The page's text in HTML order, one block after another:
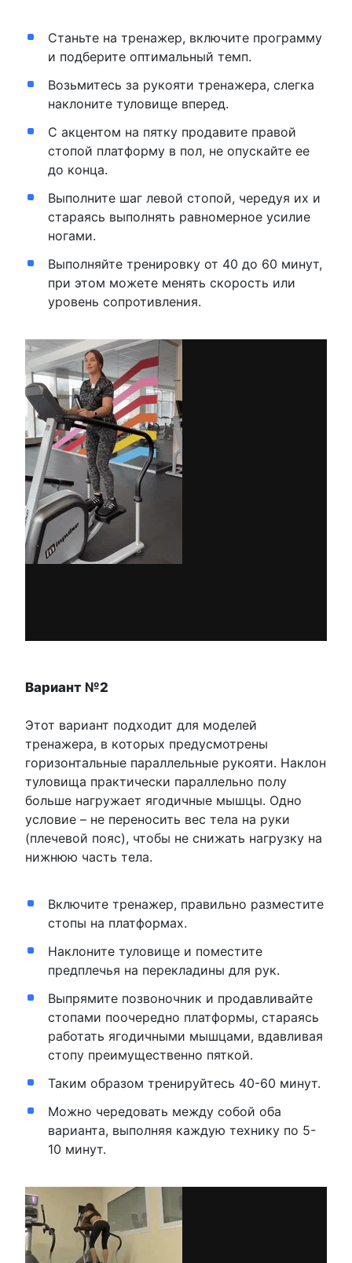
Станьте на тренажер, включите программу
и подберите оптимальный темп.
Возьмитесь за рукояти тренажера, слегка
наклоните туловище вперед.
С акцентом на пятку продавите правой
стопой платформу в пол, не опускайте ее
до конца.
Выполните шаг левой стопой, чередуя их и
стараясь выполнять равномерное усилие
ногами.
Выполняйте тренировку от 40 до 60 минут,
при этом можете менять скорость или
уровень сопротивления.
Вариант №2
Этот вариант подходит для моделей
тренажера, в которых предусмотрены
горизонтальные параллельные рукояти. Наклон
туловища практически параллельно полу
больше нагружает ягодичные мышцы. Одно
условие – не переносить вес тела на руки
(плечевой пояс), чтобы не снижать нагрузку на
нижнюю часть тела.
Включите тренажер, правильно разместите
стопы на платформах.
Наклоните туловище и поместите
предплечья на перекладины для рук.
Выпрямите позвоночник и продавливайте
стопами поочередно платформы, стараясь
работать ягодичными мышцами, вдавливая
стопу преимущественно пяткой.
Таким образом тренируйтесь 40-60 минут.
Можно чередовать между собой оба
варианта, выполняя каждую технику по 5-
10 минут.